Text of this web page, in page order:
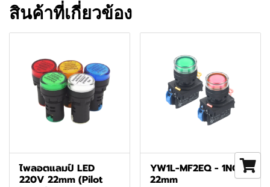
สินค้าที่เกี่ยวข้อง
ไพลอตแลมป์ LED
220V 22mm (Pilot
YW1L-MF2EQ - 1NO-
22mm